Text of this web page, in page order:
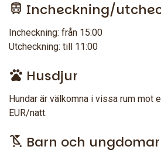
Incheckning/
Incheckning: från 15:00
Utcheckning: till 11:00
Husdjur
Hundar är välkomna i vissa rum mot
EUR/natt.
Barn och ungdomar